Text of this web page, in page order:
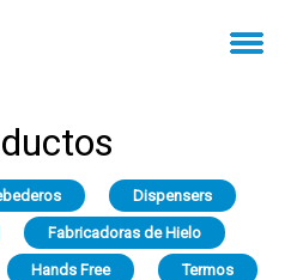
Dispensers
Fabricadoras de Hielo
Hands Free Termos